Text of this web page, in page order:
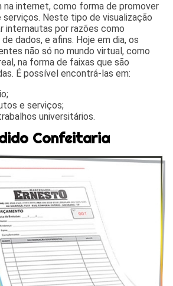
na internet, como forma de promover
Neste tipo de visualização
internautas por razões como
dados, e afins. Hoje em dia, os
não só no mundo virtual, como
na forma de faixas que são
É possível encontrá-las em:
e serviços;
universitários.
Confeitaria